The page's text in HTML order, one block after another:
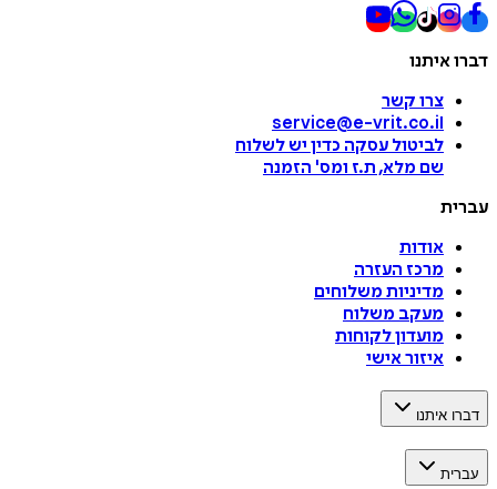
דברו איתנו
צרו קשר
service@e-vrit.co.il
לביטול עסקה כדין יש לשלוח
שם מלא, ת.ז ומס' הזמנה
עברית
אודות
מרכז העזרה
מדיניות משלוחים
מעקב משלוח
מועדון לקוחות
איזור אישי
דברו איתנו
עברית